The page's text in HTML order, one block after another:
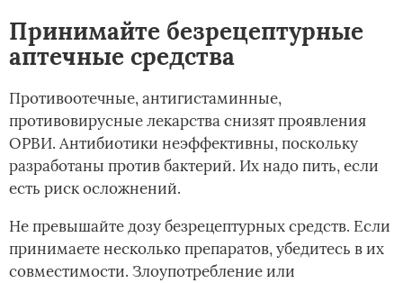
Принимайте безрецептурные
аптечные средства
Противоотечные, антигистаминные,
противовирусные лекарства снизят проявления
ОРВИ. Антибиотики неэффективны, поскольку
разработаны против бактерий. Их надо пить, если
есть риск осложнений.
Не превышайте дозу безрецептурных средств. Если
принимаете несколько препаратов, убедитесь в их
совместимости. Злоупотребление или